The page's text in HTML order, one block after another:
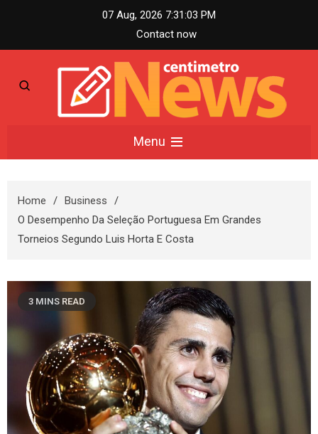
content
07 Aug, 2026 7:31:04 PM
Contact now
Centimetro News –
Updates
Menu
Home
Business
O Desempenho Da Seleção Portuguesa Em Grandes
Torneios Segundo Luis Horta E Costa
3 MINS READ